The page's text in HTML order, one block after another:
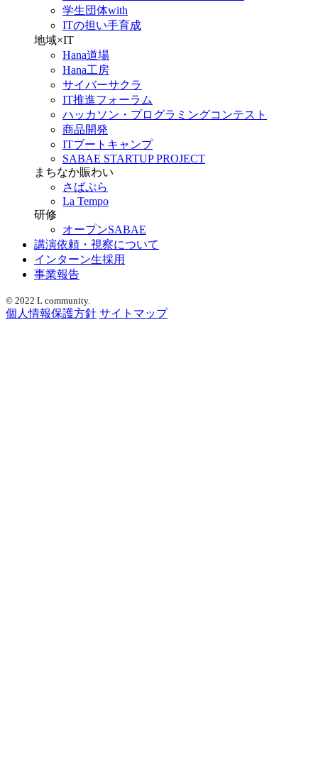
学生団体with
ITの担い手育成
地域×IT
Hana道場
Hana工房
サイバーサクラ
IT推進フォーラム
ハッカソン・プログラミングコンテスト
商品開発
ITブートキャンプ
SABAE STARTUP PROJECT
まちなか賑わい
さばぷら
La Tempo
研修
オープンSABAE
講演依頼・視察について
インターン生採用
事業報告
© 2022 L community.
個人情報保護方針 サイトマップ